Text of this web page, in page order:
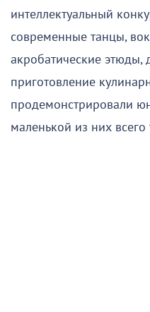
интеллектуальный
современные танцы,
акробатические этюды,
приготовление
продемонстрировали
маленькой из них всего